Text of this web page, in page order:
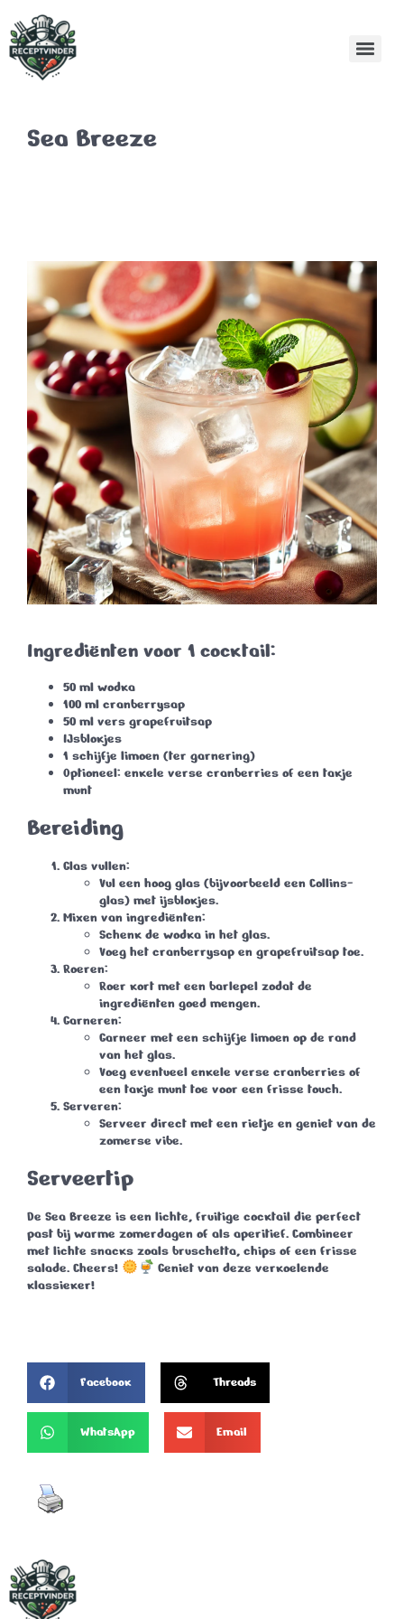
Sea Breeze
Ingrediënten voor 1 cocktail:
50 ml wodka
100 ml cranberrysap
50 ml vers grapefruitsap
IJsblokjes
1 schijfje limoen (ter garnering)
Optioneel: enkele verse cranberries of een takje
munt
Bereiding
Glas vullen:
Vul een hoog glas (bijvoorbeeld een Collins-
glas) met ijsblokjes.
Mixen van ingrediënten:
Schenk de wodka in het glas.
Voeg het cranberrysap en grapefruitsap toe.
Roeren:
Roer kort met een barlepel zodat de
ingrediënten goed mengen.
Garneren:
Garneer met een schijfje limoen op de rand
van het glas.
Voeg eventueel enkele verse cranberries of
een takje munt toe voor een frisse touch.
Serveren:
Serveer direct met een rietje en geniet van de
zomerse vibe.
Serveertip
De Sea Breeze is een lichte, fruitige cocktail die perfect
past bij warme zomerdagen of als aperitief. Combineer
met lichte snacks zoals bruschetta, chips of een frisse
salade. Cheers!
Geniet van deze verkoelende
klassieker!
Facebook Threads
WhatsApp Email